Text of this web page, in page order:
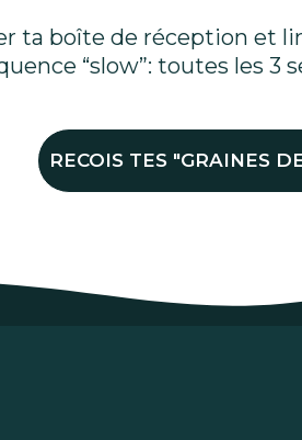
ta boîte de réception et
“slow”: toutes les 3
RECOIS TES "GRAINES